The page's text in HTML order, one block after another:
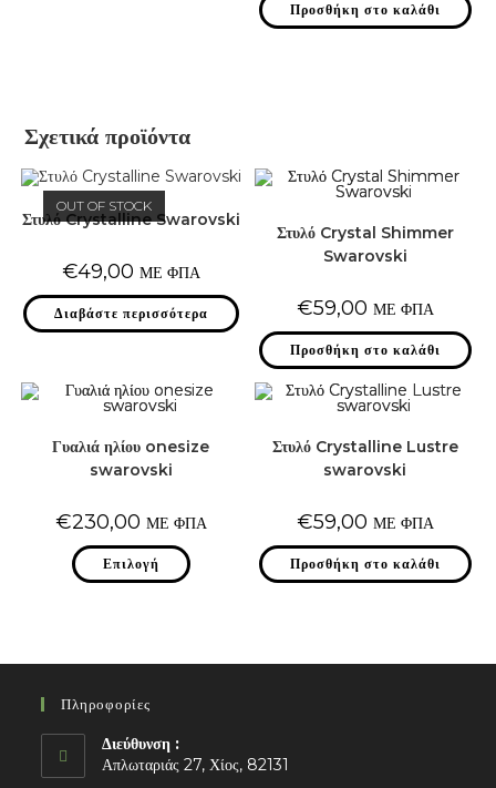
Προσθήκη στο καλάθι
Σχετικά προϊόντα
OUT OF STOCK
Στυλό Crystalline Swarovski
€49,00 ΜΕ ΦΠΑ
Διαβάστε περισσότερα
Στυλό Crystal Shimmer
Swarovski
€59,00 ΜΕ ΦΠΑ
Προσθήκη στο καλάθι
Γυαλιά ηλίου onesize
swarovski
€230,00 ΜΕ ΦΠΑ
Επιλογή
Αυτό
το
επιλογές
του
προϊόντος
Στυλό Crystalline Lustre
swarovski
€59,00 ΜΕ ΦΠΑ
Προσθήκη στο καλάθι
Πληροφορίες
Διεύθυνση :
Απλωταριάς 27, Χίος, 82131